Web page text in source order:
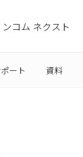
ンコム ネクスト
ート 資料